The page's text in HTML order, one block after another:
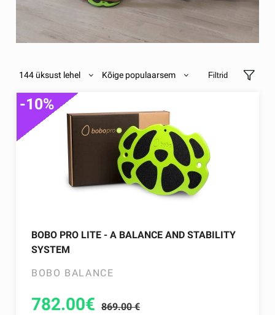
144 üksust lehel Kõige populaarsem Filtrid
BOBO PRO LITE - A BALANCE AND STABILITY
SYSTEM
BOBO BALANCE
-10%
782.00€ 869.00 €